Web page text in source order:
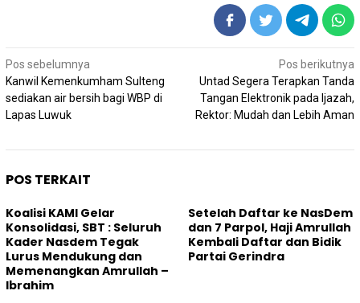
Navigasi
pos
Pos sebelumnya
Kanwil Kemenkumham Sulteng
sediakan air bersih bagi WBP di
Lapas Luwuk
Pos berikutnya
Untad Segera Terapkan Tanda
Tangan Elektronik pada Ijazah,
Rektor: Mudah dan Lebih Aman
POS TERKAIT
Koalisi KAMI Gelar
Konsolidasi, SBT : Seluruh
Kader Nasdem Tegak
Lurus Mendukung dan
Memenangkan Amrullah –
Ibrahim
Setelah Daftar ke NasDem
dan 7 Parpol, Haji Amrullah
Kembali Daftar dan Bidik
Partai Gerindra